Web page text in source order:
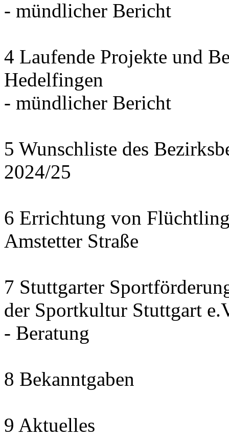
- mündlicher Bericht
4 Laufende Projekte und
Hedelfingen
- mündlicher Bericht
5 Wunschliste des
2024/25
6 Errichtung von
Amstetter Straße
7 Stuttgarter
der Sportkultur Stuttgart
- Beratung
8 Bekanntgaben
9 Aktuelles